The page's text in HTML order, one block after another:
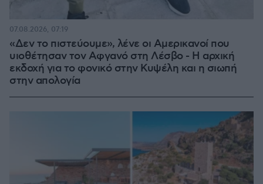
«Δεν το πιστεύουμε», λένε οι Αμερικανοί που
υιοθέτησαν τον Αφγανό στη Λέσβο - Η αρχική
εκδοχή για το φονικό στην Κυψέλη και η σιωπή
στην απολογία
07.08.2026, 07:19